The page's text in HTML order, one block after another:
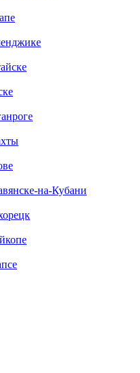
на-Кубани